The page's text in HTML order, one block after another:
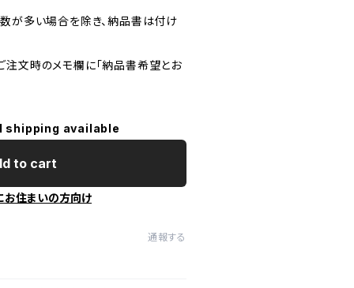
が多い場合を除き、納品書は付け
注文時のメモ欄に｢納品書希望とお
shipping available
to cart
お住まいの方向け
通報する